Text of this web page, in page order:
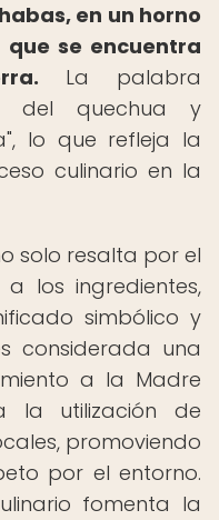
en un horno
se encuentra
La palabra
del quechua y
lo que refleja la
culinario en la
solo resalta por el
los ingredientes,
simbólico y
considerada una
a la Madre
la utilización de
promoviendo
por el entorno.
fomenta la